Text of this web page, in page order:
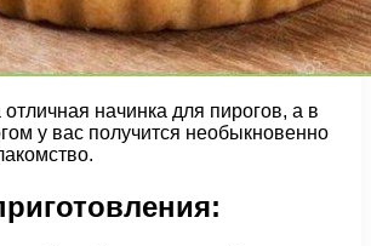
отличная начинка для пирогов, а в
у вас получится необыкновенно